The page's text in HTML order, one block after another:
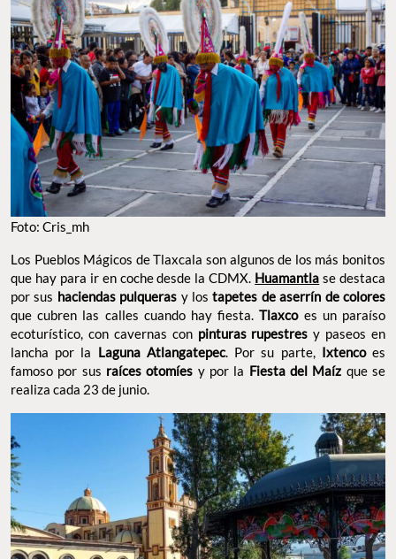
Foto: Cris_mh
Los Pueblos Mágicos de Tlaxcala son algunos de los más bonitos
que hay para ir en coche desde la CDMX. Huamantla se destaca
por sus haciendas pulqueras y lostapetes de aserrín de colores
que cubren las calles cuando hay fiesta.Tlaxcoes un paraíso
ecoturístico, con cavernas con pinturas rupestres y paseos en
lancha por la Laguna Atlangatepec. Por su parte, Ixtencoes
famoso por sus raíces otomíes y por la Fiesta del Maíz que se
realiza cada 23 de junio.